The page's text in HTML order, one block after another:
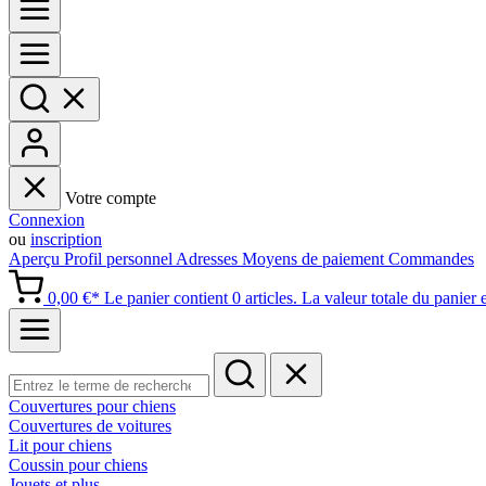
Votre compte
Connexion
ou inscription
Aperçu Profil personnel Adresses Moyens de paiement Commandes
0,00 €* Le panier contient 0 articles. La valeur totale du panier
Couvertures pour chiens
Couvertures de voitures
Lit pour chiens
Coussin pour chiens